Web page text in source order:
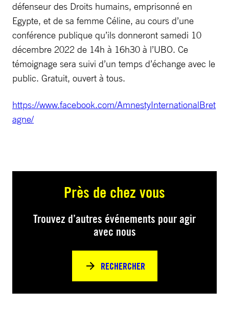
défenseur des Droits humains, emprisonné en
Egypte, et de sa femme Céline, au cours d’une
conférence publique qu’ils donneront samedi 10
décembre 2022 de 14h à 16h30 à l’UBO. Ce
témoignage sera suivi d’un temps d’échange avec le
public. Gratuit, ouvert à tous.
https://www.facebook.com/AmnestyInternationalBret
agne/
Près de chez vous
Trouvez d’autres événements pour agir
avec nous
RECHERCHER